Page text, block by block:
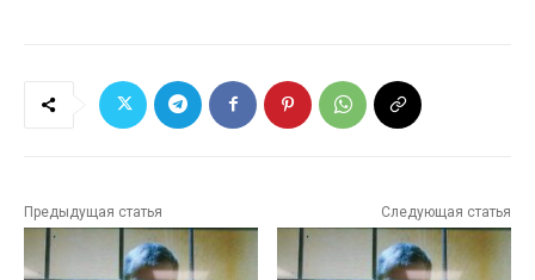
Предыдущая статья Следующая статья